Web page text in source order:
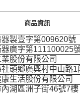
商品資訊
製壹字第009620號
器廣字第111100025
股份有限公司
頭鄉廣興村中山路
生活股份有限公司
內湖區洲子街46號7樓